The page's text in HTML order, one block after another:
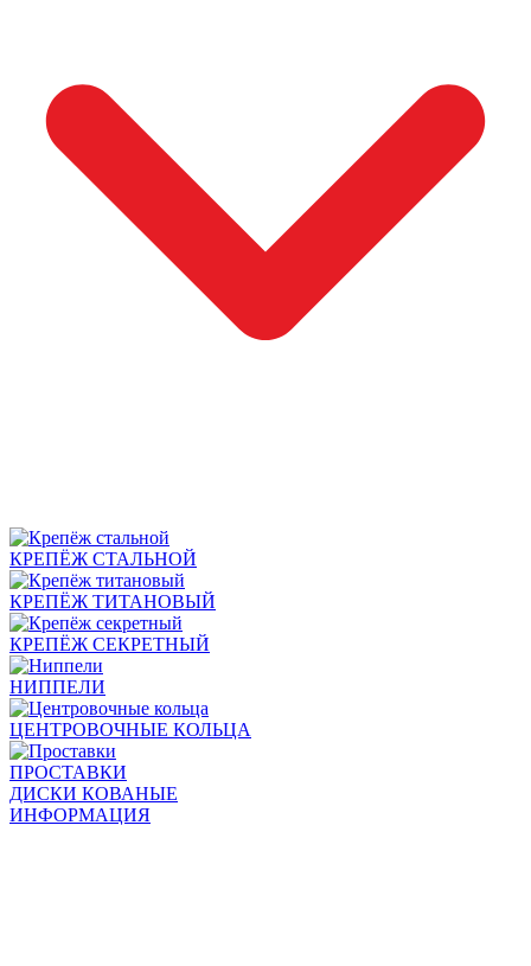
КРЕПЁЖ СТАЛЬНОЙ
КРЕПЁЖ ТИТАНОВЫЙ
КРЕПЁЖ СЕКРЕТНЫЙ
НИППЕЛИ
ЦЕНТРОВОЧНЫЕ КОЛЬЦА
ПРОСТАВКИ
ДИСКИ КОВАНЫЕ
ИНФОРМАЦИЯ